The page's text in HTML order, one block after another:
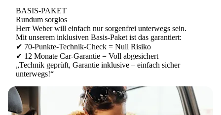
BASIS-PAKET
Rundum sorglos
Herr Weber will einfach nur sorgenfrei unterwegs sein.
Mit unserem inklusiven Basis-Paket ist das garantiert:
✔ 70-Punkte-Technik-Check = Null Risiko
✔ 12 Monate Car-Garantie = Voll abgesichert
„Technik geprüft, Garantie inklusive – einfach sicher
unterwegs!“